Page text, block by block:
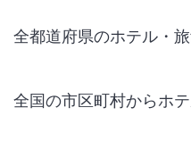
全都道府県のホテル・
全国の市区町村からホ